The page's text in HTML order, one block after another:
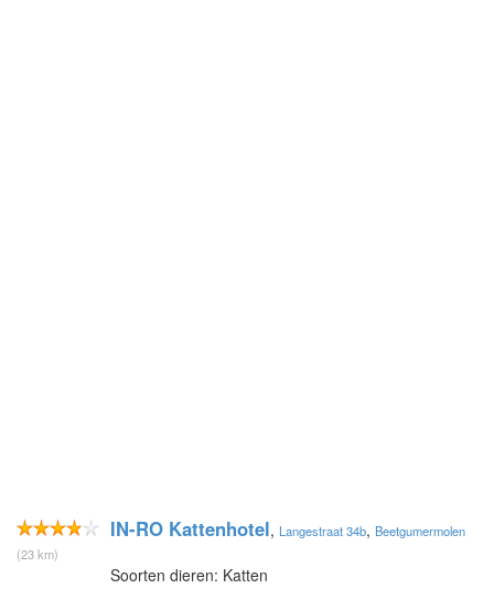
IN-RO Kattenhotel, Langestraat 34b, Beetgumermolen
(23 km)
Soorten dieren: Katten